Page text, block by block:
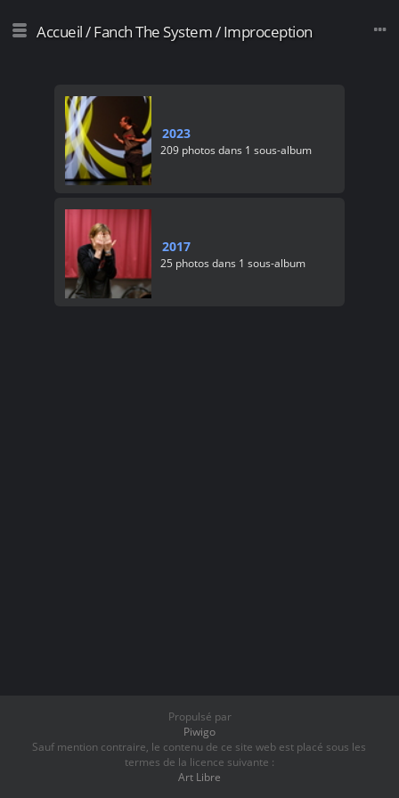
Accueil/Fanch The System/Improception
2023
209 photos dans 1 sous-album
2017
25 photos dans 1 sous-album
Propulsé par
Piwigo
Sauf mention contraire, le contenu de ce site web est placé sous les
termes de la licence suivante :
Art Libre